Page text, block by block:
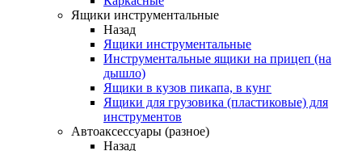
Ящики инструментальные
Назад
Ящики инструментальные
Инструментальные ящики на прицеп (на
дышло)
Ящики в кузов пикапа, в кунг
Ящики для грузовика (пластиковые) для
инструментов
Автоаксессуары (разное)
Назад